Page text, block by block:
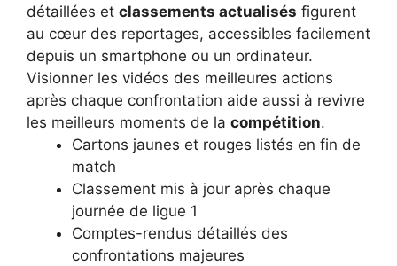
détaillées et classements actualisés figurent
au cœur des reportages, accessibles facilement
depuis un smartphone ou un ordinateur.
Visionner les vidéos des meilleures actions
après chaque confrontation aide aussi à revivre
les meilleurs moments de la compétition.
Cartons jaunes et rouges listés en fin de
match
Classement mis à jour après chaque
journée de ligue 1
Comptes-rendus détaillés des
confrontations majeures